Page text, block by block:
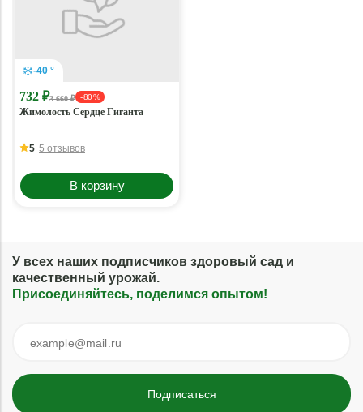
-40 °
732 ₽3 660 ₽ - 80 %
Жимолость Сердце Гиганта
5 5 отзывов
В корзину
У всех наших подписчиков здоровый сад и
качественный урожай.
Присоединяйтесь, поделимся опытом!